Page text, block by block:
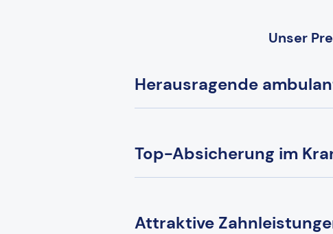
Unser
Herausragende
Top-Absicherung im
Attraktive